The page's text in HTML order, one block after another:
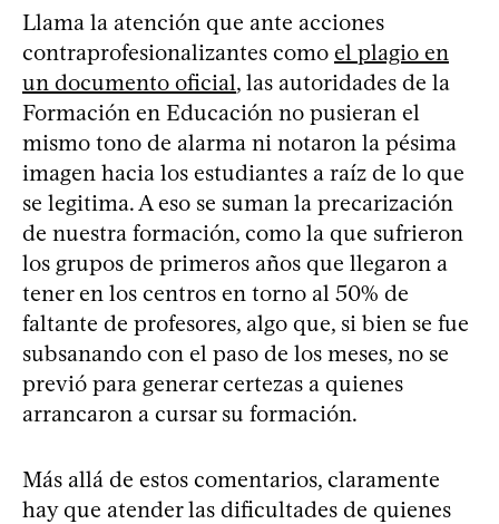
Llama la atención que ante acciones
contraprofesionalizantes como el plagio en
un documento oficial, las autoridades de la
Formación en Educación no pusieran el
mismo tono de alarma ni notaron la pésima
imagen hacia los estudiantes a raíz de lo que
se legitima. A eso se suman la precarización
de nuestra formación, como la que sufrieron
los grupos de primeros años que llegaron a
tener en los centros en torno al 50% de
faltante de profesores, algo que, si bien se fue
subsanando con el paso de los meses, no se
previó para generar certezas a quienes
arrancaron a cursar su formación.
Más allá de estos comentarios, claramente
hay que atender las dificultades de quienes